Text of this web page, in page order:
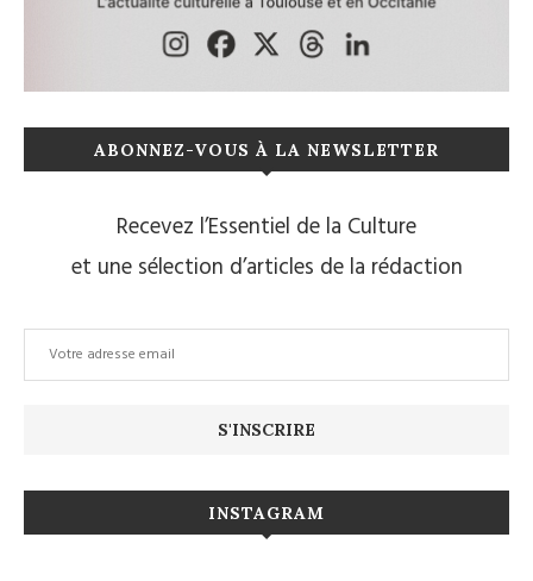
ABONNEZ-VOUS À LA NEWSLETTER
Recevez l’Essentiel de la Culture
et une sélection d’articles de la rédaction
INSTAGRAM